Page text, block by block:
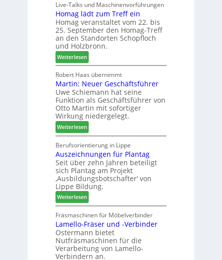
e
n
a
u
s
f
ü
r
W
e
m
h
n
e
r
c
h
e
n
s
t
a
u
r
a
u
m
-
S
o
r
t
i
m
e
n
t
Live-Talks und Maschinenvorführungen
Homag lädt zum Treff ein
Homag veranstaltet vom 22. bis
25. September den Homag-Treff
an den Standorten Schopfloch
und Holzbronn.
Weiterlesen:
H
o
m
a
g
l
ä
d
t
z
u
m
T
r
e
f
f
e
i
n
Robert Haas übernimmt
Martin: Neuer Geschäftsführer
Uwe Schiemann hat seine
Funktion als Geschäftsführer von
Otto Martin mit sofortiger
Wirkung niedergelegt.
Weiterlesen:
M
a
r
t
i
n
:
N
e
u
e
r
G
e
Berufsorientierung in Lippe
Auszeichnungen für Plantag
Seit über zehn Jahren beteiligt
sich Plantag am Projekt
‚Ausbildungsbotschafter‘ von
Lippe Bildung.
Weiterlesen:
A
u
s
z
e
i
Fräsmaschinen für Möbelverbinder
Lamello-Fräser und -Verbinder
Ostermann bietet
Nutfräsmaschinen für die
Verarbeitung von Lamello-
Verbindern an.